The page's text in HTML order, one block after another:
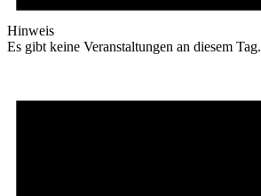
Hinweis
Es gibt keine Veranstaltungen an diesem Tag.